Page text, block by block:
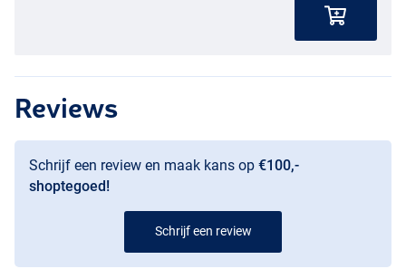
Reviews
Schrijf een review en maak kans op €100,-
shoptegoed!
Schrijf een review